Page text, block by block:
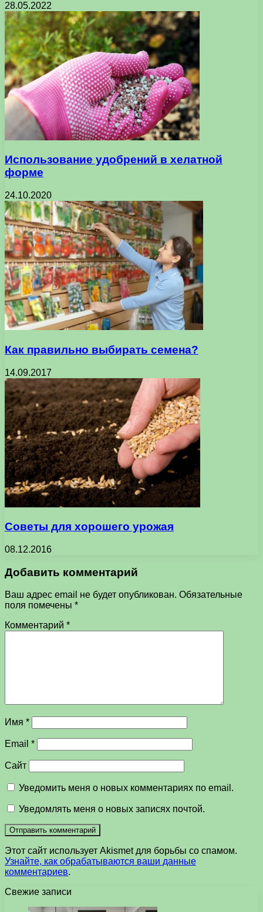
28.05.2022
Использование удобрений в хелатной
форме
24.10.2020
Как правильно выбирать семена?
14.09.2017
Советы для хорошего урожая
08.12.2016
Добавить комментарий
Ваш адрес email не будет опубликован. Обязательные
поля помечены *
Комментарий *
Имя *
Email *
Сайт
Уведомить меня о новых комментариях по email.
Уведомлять меня о новых записях почтой.
Этот сайт использует Akismet для борьбы со спамом.
Узнайте, как обрабатываются ваши данные
комментариев.
Свежие записи